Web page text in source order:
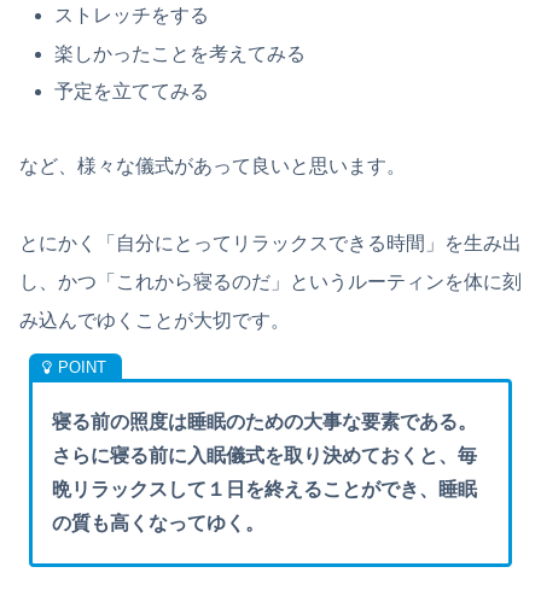
ストレッチをする
楽しかったことを考えてみる
予定を立ててみる
など、様々な儀式があって良いと思います。
とにかく「自分にとってリラックスできる時間」を生み出
し、かつ「これから寝るのだ」というルーティンを体に刻
み込んでゆくことが大切です。
寝る前の照度は睡眠のための大事な要素である。
さらに寝る前に入眠儀式を取り決めておくと、毎
晩リラックスして１日を終えることができ、睡眠
の質も高くなってゆく。